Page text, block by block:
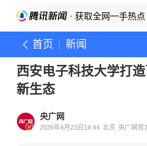
· 获取全网一手热点
首页 新闻
西安电子科技大学打
新生态
央广网
2026年6月23日14:44 北京 央广网官